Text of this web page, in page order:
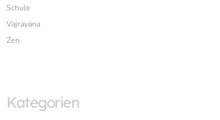
Schule
Vajrayana
Zen
Kategorien